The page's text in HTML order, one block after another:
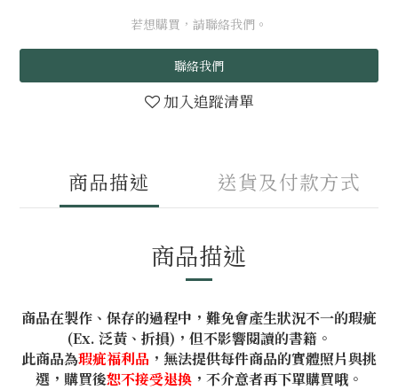
若想購買，請聯絡我們。
聯絡我們
加入追蹤清單
商品描述 送貨及付款方式
商品描述
商品在製作、保存的過程中，難免會產生狀況不一的瑕疵
(Ex. 泛黃、折損)，但不影響閱讀的書籍。
此商品為瑕疵福利品 ，無法提供每件商品的實體照片與挑
選，購買後恕不接受退換 ，不介意者再下單購買哦。